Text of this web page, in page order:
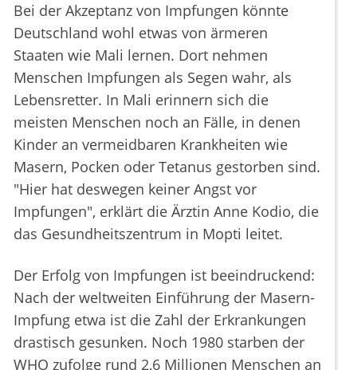
Bei der Akzeptanz von Impfungen könnte
Deutschland wohl etwas von ärmeren
Staaten wie Mali lernen. Dort nehmen
Menschen Impfungen als Segen wahr, als
Lebensretter. In Mali erinnern sich die
meisten Menschen noch an Fälle, in denen
Kinder an vermeidbaren Krankheiten wie
Masern, Pocken oder Tetanus gestorben sind.
"Hier hat deswegen keiner Angst vor
Impfungen", erklärt die Ärztin Anne Kodio, die
das Gesundheitszentrum in Mopti leitet.
Der Erfolg von Impfungen ist beeindruckend:
Nach der weltweiten Einführung der Masern-
Impfung etwa ist die Zahl der Erkrankungen
drastisch gesunken. Noch 1980 starben der
WHO zufolge rund 2,6 Millionen Menschen an